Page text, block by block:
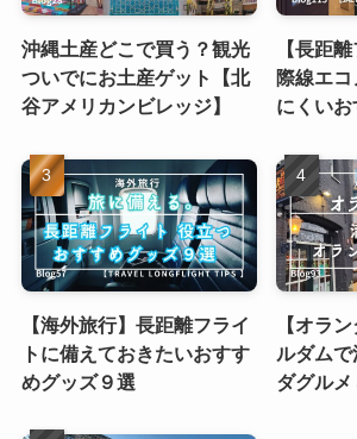
沖縄土産どこで買う？観光
ついでにお土産ゲット【北
谷アメリカンビレッジ】
【長距
際線エ
にくい
【海外旅行】長距離フライ
トに備えておきたいおすす
めグッズ９選
【オラ
ルダム
ダグル